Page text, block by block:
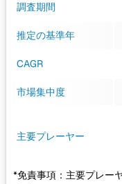
調査期間
推定の基準年
CAGR
市場集中度
主要プレーヤー
*免責事項：主要プレー